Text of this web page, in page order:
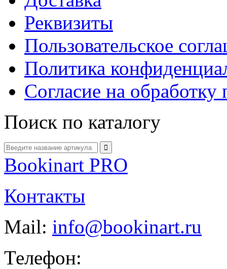
Реквизиты
Пользовательское
Политика
Согласие на
Поиск по каталогу
Bookinart PRO
Контакты
Mail: info@bookinart.ru
Телефон: